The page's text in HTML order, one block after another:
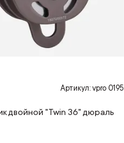
Артикул: vpro 0195
двойной "Twin 36" дюраль